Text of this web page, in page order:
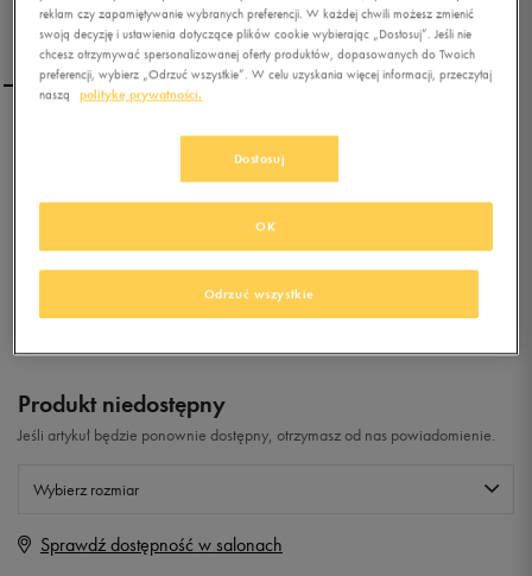
FILA STRADA LOW WMN
79,99złz Vat
KLUBIE 50 STYLE
Produkt niedostępny
Jeśli artykuł będzie ponownie dostępny, otrzymasz od nas powiadomienie.
Wybierz rozmiar
Rozmiary EU
Sprawdź dostępność w salonach
reklam czy zapamiętywanie wybranych preferencji. W każdej chwili możesz zmienić
swoją decyzję i ustawienia dotyczące plików cookie wybierając „Dostosuj”. Jeśli nie
chcesz otrzymywać spersonalizowanej oferty produktów, dopasowanych do Twoich
preferencji, wybierz „Odrzuć wszystkie”. W celu uzyskania więcej informacji, przeczytaj
naszą
politykę prywatności.
Dostosuj
Odrzuć wszystkie
OK